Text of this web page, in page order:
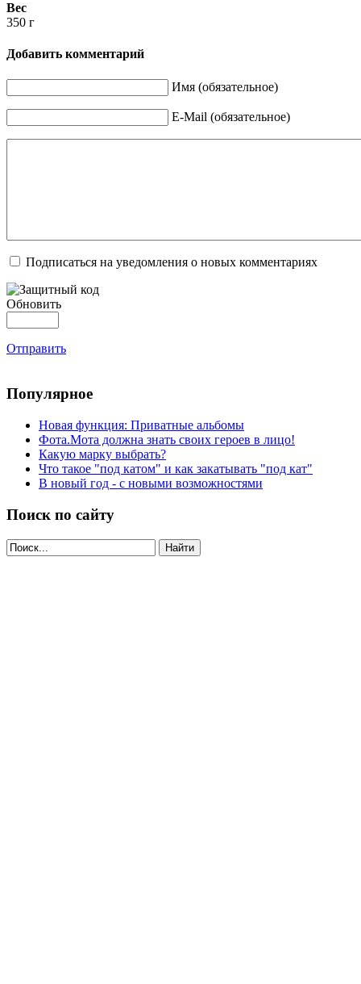
Вес
350 г
Добавить комментарий
Имя (обязательное)
E-Mail (обязательное)
Подписаться на уведомления о новых комментариях
Обновить
Отправить
Популярное
Новая функция: Приватные альбомы
Фота.Мота должна знать своих героев в лицо!
Какую марку выбрать?
Что такое "под катом" и как закатывать "под кат"
В новый год - с новыми возможностями
Поиск по сайту
Найти